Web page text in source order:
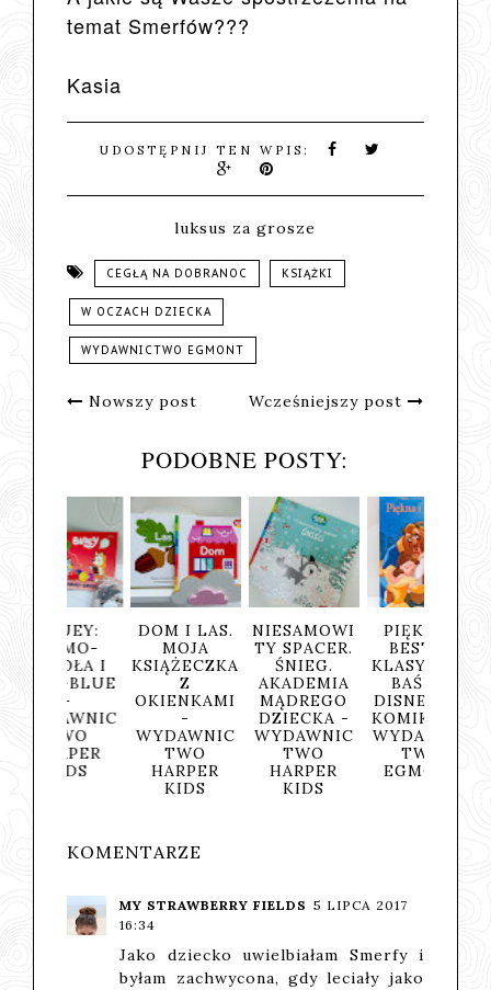
temat Smerfów???
Kasia
UDOSTĘPNIJ TEN WPIS:
luksus za grosze
CEGŁĄ NA DOBRANOC KSIĄŻKI
W OCZACH DZIECKA
WYDAWNICTWO EGMONT
Nowszy post Wcześniejszy post
PODOBNE POSTY:
DOM I LAS.
KSIĄŻECZKA
OKIENKAMI
WYDAWNIC
HARPER
NIESAMOWI
TY SPACER.
ŚNIEG.
AKADEMIA
MĄDREGO
DZIECKA -
WYDAWNIC
HARPER
PIĘKNA I
BESTIA.
KLASYCZNE
BAŚNIE
DISNEYA W
KOMIKSIE -
WYDAWNIC
EGMONT
KOMENTARZE
MY STRAWBERRY FIELDS 5 LIPCA 2017
16:34
Jako dziecko uwielbiałam Smerfy i
byłam zachwycona, gdy leciały jako